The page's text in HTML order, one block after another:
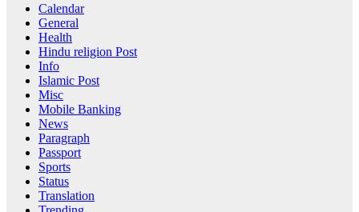
Calendar
General
Health
Hindu religion Post
Info
Islamic Post
Misc
Mobile Banking
News
Paragraph
Passport
Sports
Status
Translation